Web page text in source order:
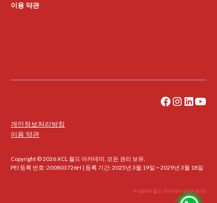
이용 약관
Copyright © 2026 XCL 월드 아카데미. 모든 권리 보유.
PEI 등록 번호: 200803726H | 등록 기간: 2025년 3월 19일 ~ 2029년 3월 18일
개인정보처리방침
이용 약관
구 GEMS 월드 아카데미 (싱가포르)